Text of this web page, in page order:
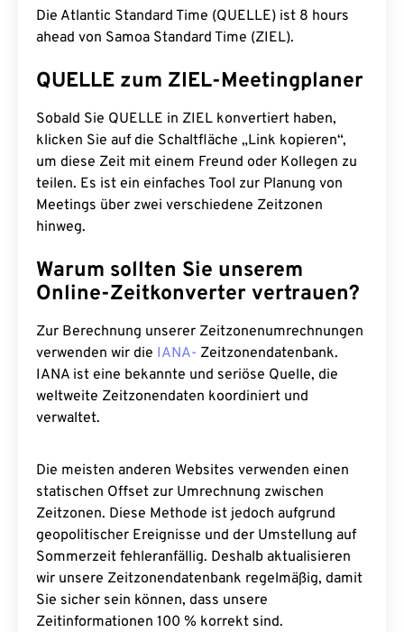
Die Atlantic Standard Time (QUELLE) ist 8 hours
ahead von Samoa Standard Time (ZIEL).
QUELLE zum ZIEL-Meetingplaner
Sobald Sie QUELLE in ZIEL konvertiert haben,
klicken Sie auf die Schaltfläche „Link kopieren“,
um diese Zeit mit einem Freund oder Kollegen zu
teilen. Es ist ein einfaches Tool zur Planung von
Meetings über zwei verschiedene Zeitzonen
hinweg.
Warum sollten Sie unserem
Online-Zeitkonverter vertrauen?
Zur Berechnung unserer Zeitzonenumrechnungen
verwenden wir die IANA- Zeitzonendatenbank.
IANA ist eine bekannte und seriöse Quelle, die
weltweite Zeitzonendaten koordiniert und
verwaltet.
Die meisten anderen Websites verwenden einen
statischen Offset zur Umrechnung zwischen
Zeitzonen. Diese Methode ist jedoch aufgrund
geopolitischer Ereignisse und der Umstellung auf
Sommerzeit fehleranfällig. Deshalb aktualisieren
wir unsere Zeitzonendatenbank regelmäßig, damit
Sie sicher sein können, dass unsere
Zeitinformationen 100 % korrekt sind.